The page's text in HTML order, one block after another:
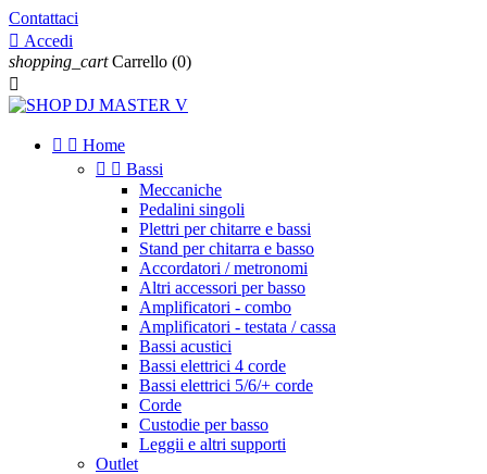
Contattaci
 Accedi
shopping_cart Carrello (0)

  Home
  Bassi
Meccaniche
Pedalini singoli
Plettri per chitarre e bassi
Stand per chitarra e basso
Accordatori / metronomi
Altri accessori per basso
Amplificatori - combo
Amplificatori - testata / cassa
Bassi acustici
Bassi elettrici 4 corde
Bassi elettrici 5/6/+ corde
Corde
Custodie per basso
Leggii e altri supporti
Outlet